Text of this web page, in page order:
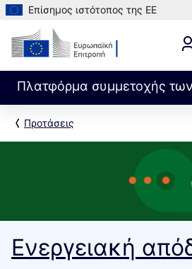
Επίσημος ιστότοπος της ΕΕ
Πλατφόρμα συμμετοχής
Προτάσεις
Ενεργειακή